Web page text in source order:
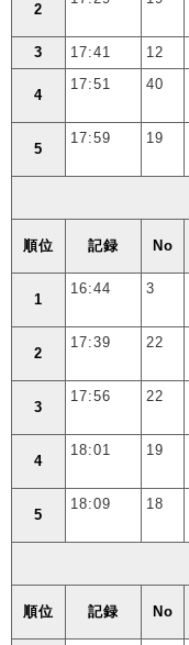
2
3
17:41 12
4
17:51 40
5
17:59 19
順位 記録 No
1
16:44 3
2
17:39 22
3
17:56 22
4
18:01 19
5
18:09 18
順位 記録 No